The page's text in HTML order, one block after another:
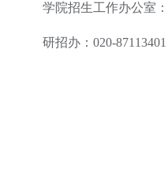
学院招生工作办公室：
研招办：020-87113401